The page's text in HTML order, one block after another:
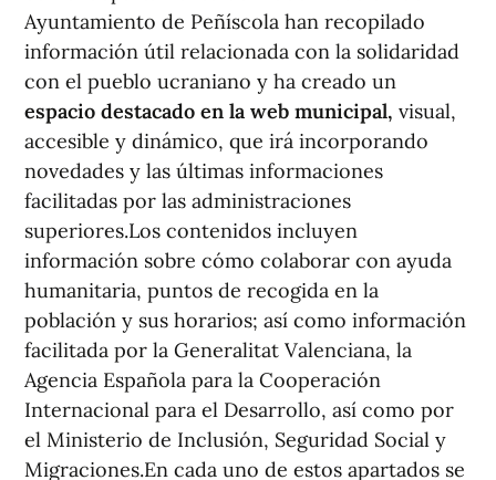
Ayuntamiento de Peñíscola han recopilado
información útil relacionada con la solidaridad
con el pueblo ucraniano y ha creado un
espacio destacado en la web municipal, visual,
accesible y dinámico, que irá incorporando
novedades y las últimas informaciones
facilitadas por las administraciones
superiores.Los contenidos incluyen
información sobre cómo colaborar con ayuda
humanitaria, puntos de recogida en la
población y sus horarios; así como información
facilitada por la Generalitat Valenciana, la
Agencia Española para la Cooperación
Internacional para el Desarrollo, así como por
el Ministerio de Inclusión, Seguridad Social y
Migraciones.En cada uno de estos apartados se